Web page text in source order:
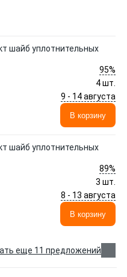
шайб уплотнительных
95%
4 шт.
9 - 14 августа
В корзину
шайб уплотнительных
89%
3 шт.
8 - 13 августа
В корзину
еще 11 предложений